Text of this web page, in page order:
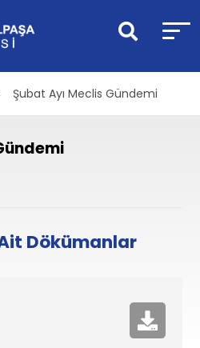
Şubat Ayı Meclis Gündemi
Dökümanlar